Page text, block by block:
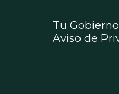
Tu Gobierno
Aviso de